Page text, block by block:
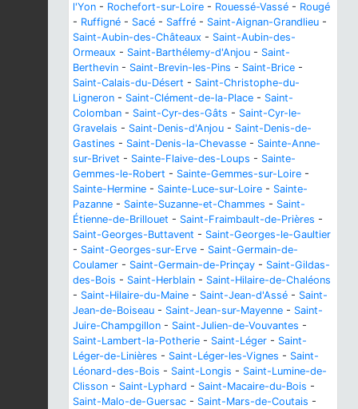
l'Yon - Rochefort-sur-Loire - Rouessé-Vassé - Rougé
- Ruffigné - Sacé - Saffré - Saint-Aignan-Grandlieu -
Saint-Aubin-des-Châteaux - Saint-Aubin-des-
Ormeaux - Saint-Barthélemy-d'Anjou - Saint-
Berthevin - Saint-Brevin-les-Pins - Saint-Brice -
Saint-Calais-du-Désert - Saint-Christophe-du-
Ligneron - Saint-Clément-de-la-Place - Saint-
Colomban - Saint-Cyr-des-Gâts - Saint-Cyr-le-
Gravelais - Saint-Denis-d'Anjou - Saint-Denis-de-
Gastines - Saint-Denis-la-Chevasse - Sainte-Anne-
sur-Brivet - Sainte-Flaive-des-Loups - Sainte-
Gemmes-le-Robert - Sainte-Gemmes-sur-Loire -
Sainte-Hermine - Sainte-Luce-sur-Loire - Sainte-
Pazanne - Sainte-Suzanne-et-Chammes - Saint-
Étienne-de-Brillouet - Saint-Fraimbault-de-Prières -
Saint-Georges-Buttavent - Saint-Georges-le-Gaultier
- Saint-Georges-sur-Erve - Saint-Germain-de-
Coulamer - Saint-Germain-de-Prinçay - Saint-Gildas-
des-Bois - Saint-Herblain - Saint-Hilaire-de-Chaléons
- Saint-Hilaire-du-Maine - Saint-Jean-d'Assé - Saint-
Jean-de-Boiseau - Saint-Jean-sur-Mayenne - Saint-
Juire-Champgillon - Saint-Julien-de-Vouvantes -
Saint-Lambert-la-Potherie - Saint-Léger - Saint-
Léger-de-Linières - Saint-Léger-les-Vignes - Saint-
Léonard-des-Bois - Saint-Longis - Saint-Lumine-de-
Clisson - Saint-Lyphard - Saint-Macaire-du-Bois -
Saint-Malo-de-Guersac - Saint-Mars-de-Coutais -